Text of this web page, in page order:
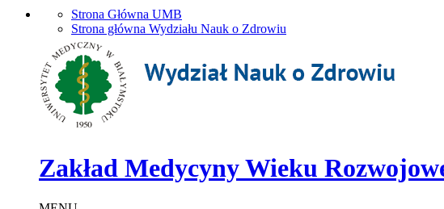
Strona Główna UMB
Strona główna Wydziału Nauk o Zdrowiu
Zakład Medycyny Wieku